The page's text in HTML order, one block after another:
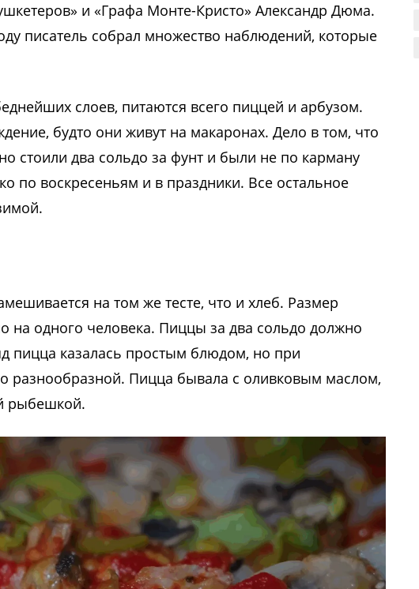
и «Графа Монте-Кристо» Александр Дюма.
писатель собрал множество наблюдений, которые
слоев, питаются всего пиццей и арбузом.
будто они живут на макаронах. Дело в том, что
стоили два сольдо за фунт и были не по карману
по воскресеньям и в праздники. Все остальное
на том же тесте, что и хлеб. Размер
на одного человека. Пиццы за два сольдо должно
пицца казалась простым блюдом, но при
Пицца бывала с оливковым маслом,
рыбешкой.